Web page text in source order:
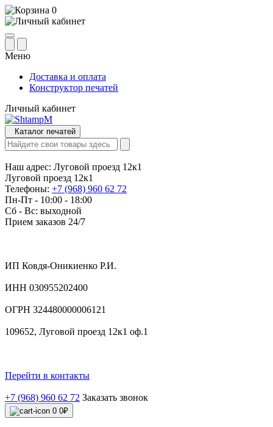
0
Меню
Доставка и оплата
Конструктор печатей
Личный кабинет
Каталог печатей
Наш адрес: Луговой проезд 12к1
Луговой проезд 12к1
Телефоны: +7 (968) 960 62 72
Пн-Пт - 10:00 - 18:00
Сб - Вс: выходной
Прием заказов 24/7
ИП Ковдя-Оникиенко Р.И.
ИНН 030955202400
ОГРН 324480000006121
109652, Луговой проезд 12к1 оф.1
Перейти в контакты
+7 (968) 960 62 72 Заказать звонок
0 0₽